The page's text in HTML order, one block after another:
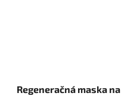
Regeneračná maska na